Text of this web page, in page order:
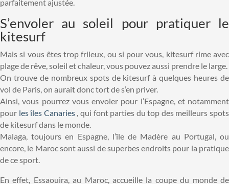
parfaitement ajustée.
S’envoler au soleil pour pratiquer le
kitesurf
Mais si vous êtes trop frileux, ou si pour vous, kitesurf rime avec
plage de rêve, soleil et chaleur, vous pouvez aussi prendre le large.
On trouve de nombreux spots de kitesurf à quelques heures de
vol de Paris, on aurait donc tort de s’en priver.
Ainsi, vous pourrez vous envoler pour l’Espagne, et notamment
pour les îles Canaries , qui font parties du top des meilleurs spots
de kitesurf dans le monde.
Malaga, toujours en Espagne, l’île de Madère au Portugal, ou
encore, le Maroc sont aussi de superbes endroits pour la pratique
de ce sport.
En effet, Essaouira, au Maroc, accueille la coupe du monde de